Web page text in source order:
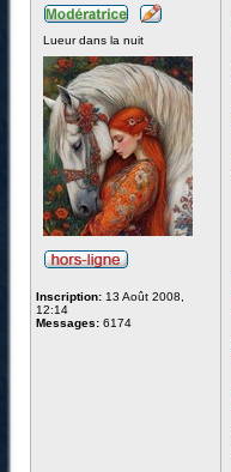
Lueur dans la nuit
Inscription: 13 Août 2008,
12:14
Messages: 6174